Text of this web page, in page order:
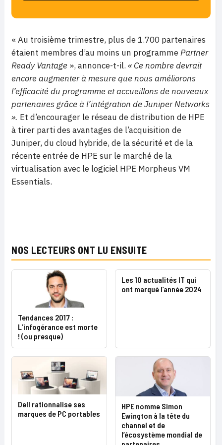
« Au troisième trimestre, plus de 1.700 partenaires
étaient membres d’au moins un programmePartner
Ready Vantage », annonce-t-il. « Ce nombre devrait
encore augmenter à mesure que nous améliorons
l’efficacité du programme et accueillons de nouveaux
partenaires grâce à l’intégration de Juniper Networks
». Et d’encourager le réseau de distribution de HPE
à tirer parti des avantages de l’acquisition de
Juniper, du cloud hybride, de la sécurité et de la
récente entrée de HPE sur le marché de la
virtualisation avec le logiciel HPE Morpheus VM
Essentials.
NOS LECTEURS ONT LU ENSUITE
Tendances 2017 :
L’infogérance est morte
! (ou presque)
Les 10 actualités IT qui
ont marqué l’année 2024
Dell rationnalise ses
marques de PC portables
HPE nomme Simon
Ewington à la tête du
channel et de
l’écosystème mondial de